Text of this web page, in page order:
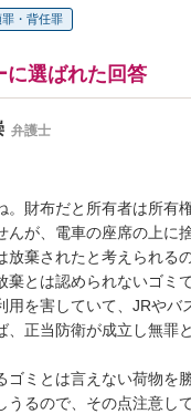
罪・背任罪
に選ばれた回答
弁護士
。財布だと所有者は所有
んが、電車の座席の上に
棄されたと考えられるの
棄とは認められないゴミ
用を害していて、JRやバ
、正当防衛が成立し無罪
ゴミとは言えない荷物を
るので、その点注意して